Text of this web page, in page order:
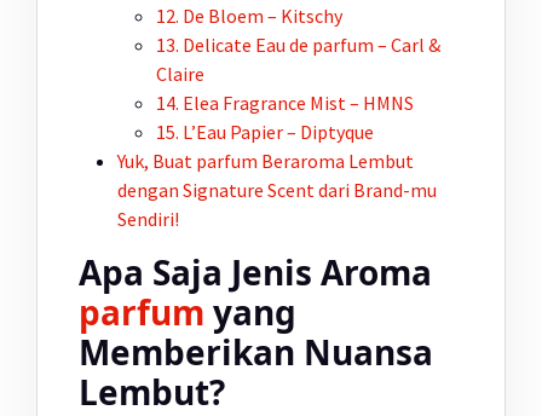
12. De Bloem – Kitschy
13. Delicate Eau de parfum – Carl &
Claire
14. Elea Fragrance Mist – HMNS
15. L’Eau Papier – Diptyque
Yuk, Buat parfum Beraroma Lembut
dengan Signature Scent dari Brand-mu
Sendiri!
Apa Saja Jenis Aroma
parfum yang
Memberikan Nuansa
Lembut?